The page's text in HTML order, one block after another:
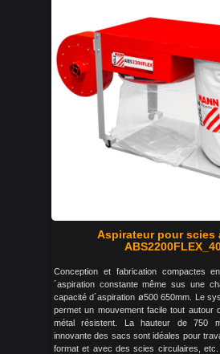
Aspirateur pour scies
Conception et fabrication compactes
´aspiration constante même sus une
capacité d´aspiration ø500 650mm. Le
permet un mouvement facile tout autour
métal résistent. La hauteur de 750
innovante des sacs sont idéales pour
format et avec des scies circulaires,